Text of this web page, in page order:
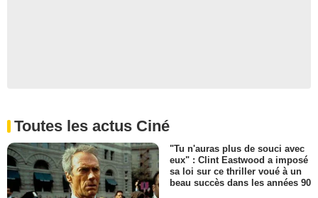
Toutes les actus Ciné
"Tu n'auras plus de souci avec
eux" : Clint Eastwood a imposé
sa loi sur ce thriller voué à un
beau succès dans les années 90